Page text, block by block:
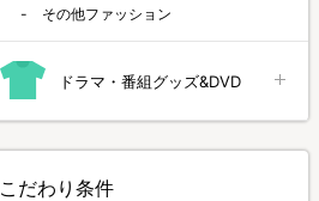
その他ファッション
ドラマ・番組グッズ&DVD
こだわり条件